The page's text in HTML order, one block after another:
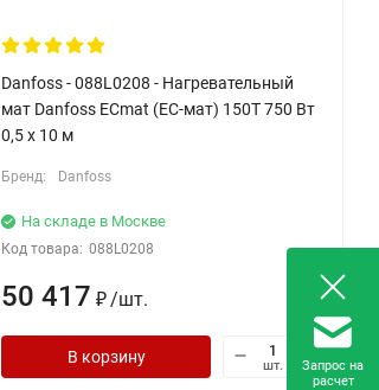
Danfoss - 088L0208 - Нагревательный
мат Danfoss ECmat (EC-мат) 150T 750 Вт
0,5 x 10 м
Бренд: Danfoss
На складе в Москве
Код товара: 088L0208
50 417 ₽ /шт.
В корзину шт.
Запрос на
расчет